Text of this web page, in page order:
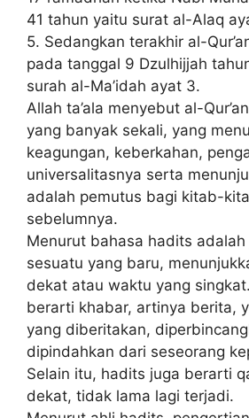
41 tahun yaitu surat al-Alaq
5. Sedangkan terakhir al-
pada tanggal 9 Dzulhijjah
surah al-Ma’idah ayat 3.
Allah ta’ala menyebut al-
yang banyak sekali, yang
keagungan, keberkahan,
universalitasnya serta
adalah pemutus bagi kitab-
sebelumnya.
Menurut bahasa hadits
sesuatu yang baru,
dekat atau waktu yang
berarti khabar, artinya berita,
yang diberitakan,
dipindahkan dari seseorang
Selain itu, hadits juga berarti
dekat, tidak lama lagi terjadi.